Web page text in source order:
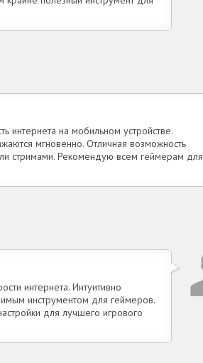
интернета на мобильном устройстве.
мгновенно. Отличная возможность
стримами. Рекомендую всем геймерам для
интернета. Интуитивно
инструментом для геймеров.
для лучшего игрового